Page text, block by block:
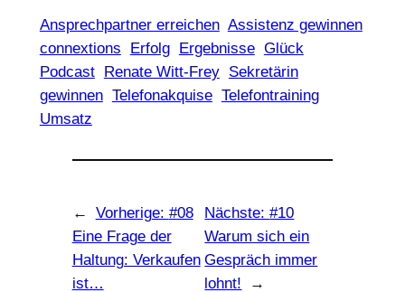
Ansprechpartner erreichen Assistenz gewinnen
connextions
Erfolg Ergebnisse Glück
Podcast Renate Witt-Frey Sekretärin
gewinnen Telefonakquise Telefontraining
Umsatz
← Vorherige: #08
Eine Frage der
Haltung: Verkaufen
ist…
Nächste:#10
Warum sich ein
Gespräch immer
lohnt!
→